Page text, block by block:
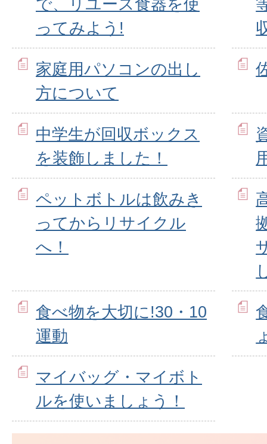
で、リユース食器を使
ってみよう!
家庭用パソコンの出し
方について
中学生が回収ボックス
を装飾しました！
ペットボトルは飲みき
ってからリサイクル
へ！
食べ物を大切に!30・10
運動
マイバッグ・マイボト
ルを使いましょう！